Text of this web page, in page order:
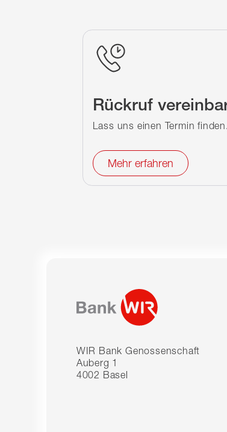
Rückruf
Lass uns einen Termin finden.
Mehr erfahren
WIR Bank Genossenschaft
Auberg 1
4002 Basel